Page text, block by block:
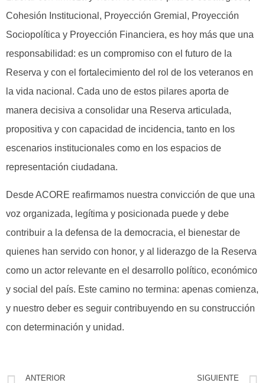
Cohesión Institucional, Proyección Gremial, Proyección
Socio­política y Proyección Financiera, es hoy más que una
responsabilidad: es un compromiso con el futuro de la
Reserva y con el fortalecimiento del rol de los veteranos en
la vida nacional. Cada uno de estos pilares aporta de
manera decisiva a consolidar una Reserva articulada,
propositiva y con capacidad de incidencia, tanto en los
escenarios institucionales como en los espacios de
representación ciudadana.
Desde ACORE reafirmamos nuestra convicción de que una
voz organizada, legítima y posicionada puede y debe
contribuir a la defensa de la democracia, el bienestar de
quienes han servido con honor, y al liderazgo de la Reserva
como un actor relevante en el desarrollo político, económico
y social del país. Este camino no termina: apenas comienza,
y nuestro deber es seguir contribuyendo en su construcción
con determinación y unidad.
ANTERIOR SIGUIENTE